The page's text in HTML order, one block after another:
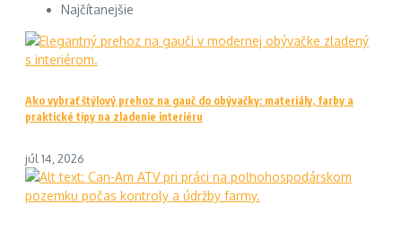
Najčítanejšie
Ako vybrať štýlový prehoz na gauč do obývačky: materiály, farby a
praktické tipy na zladenie interiéru
júl 14, 2026